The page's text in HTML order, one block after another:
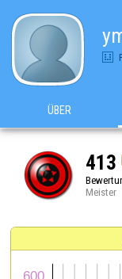
ÜBER
413
Meister